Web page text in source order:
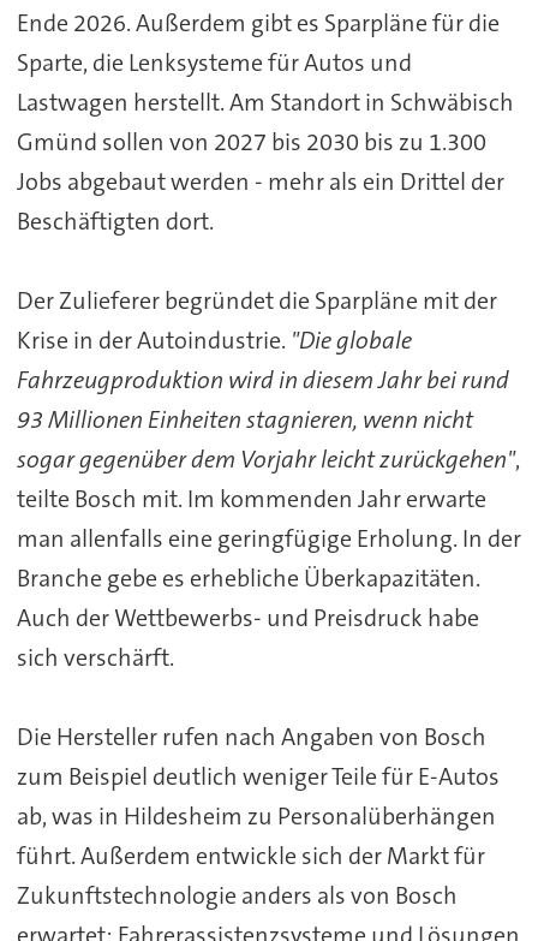
Ende 2026. Außerdem gibt es Sparpläne für die
Sparte, die Lenksysteme für Autos und
Lastwagen herstellt. Am Standort in Schwäbisch
Gmünd sollen von 2027 bis 2030 bis zu 1.300
Jobs abgebaut werden - mehr als ein Drittel der
Beschäftigten dort.
Der Zulieferer begründet die Sparpläne mit der
Krise in der Autoindustrie. "Die globale
Fahrzeugproduktion wird in diesem Jahr bei rund
93 Millionen Einheiten stagnieren, wenn nicht
sogar gegenüber dem Vorjahr leicht zurückgehen",
teilte Bosch mit. Im kommenden Jahr erwarte
man allenfalls eine geringfügige Erholung. In der
Branche gebe es erhebliche Überkapazitäten.
Auch der Wettbewerbs- und Preisdruck habe
sich verschärft.
Die Hersteller rufen nach Angaben von Bosch
zum Beispiel deutlich weniger Teile für E-Autos
ab, was in Hildesheim zu Personalüberhängen
führt. Außerdem entwickle sich der Markt für
Zukunftstechnologie anders als von Bosch
erwartet: Fahrerassistenzsysteme und Lösungen